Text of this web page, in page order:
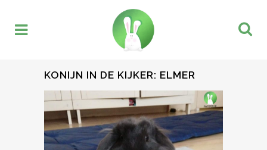
KONIJN IN DE KIJKER: ELMER